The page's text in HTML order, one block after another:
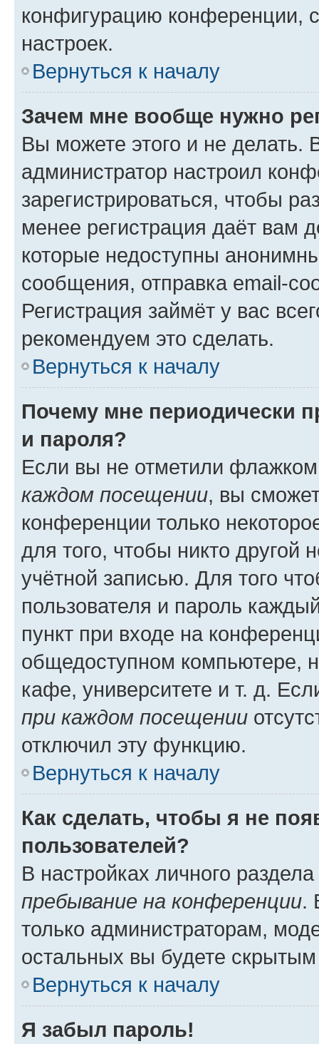
конфигурацию конференции,
настроек.
Вернуться к началу
Зачем мне вообще нужно
Вы можете этого и не делать.
администратор настроил
зарегистрироваться, чтобы
менее регистрация даёт вам
которые недоступны
сообщения, отправка email-
Регистрация займёт у вас
рекомендуем это сделать.
Вернуться к началу
Почему мне периодически
и пароля?
Если вы не отметили
каждом посещении, вы
конференции только
для того, чтобы никто другой
учётной записью. Для того
пользователя и пароль
пункт при входе на
общедоступном компьютере,
кафе, университете и т. д.
при каждом посещении
отключил эту функцию.
Вернуться к началу
Как сделать, чтобы я не
пользователей?
В настройках личного
пребывание на конференции.
только администраторам,
остальных вы будете
Вернуться к началу
Я забыл пароль!